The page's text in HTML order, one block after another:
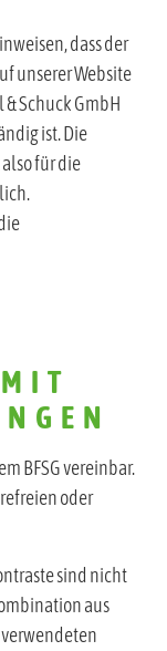
dass der
unserer Website
Schuck GmbH
ist. Die
für die
BFSG vereinbar.
oder
sind nicht
aus